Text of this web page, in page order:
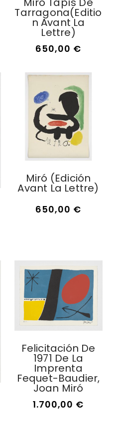
Tarragona(editio
N Avant La
Lettre)
650,00 €
Miró (edición
Avant La Lettre)
650,00 €
Felicitación De
1971 De La
Imprenta
Fequet-Baudier,
Joan Miró
1.700,00 €